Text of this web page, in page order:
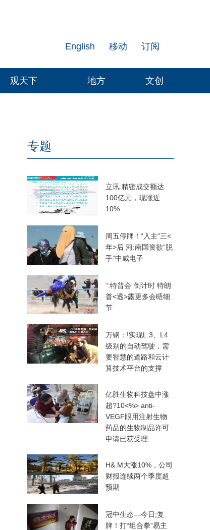
订阅
移动
English
观天下 地方 文创
专题
立讯:精密成交额达
100亿元，现涨近
10%
周五停牌！“入主”三<
年>后 河:南国资欲“脱
手”中威电子
“:特普会”倒计时 特朗
普<透>露更多会晤细
节
万钢：!实现L.3、L4
级别的自动驾驶，需
要智慧的道路和云计
算技术平台的支撑
亿胜生物科技盘中涨
超?10<%> anti-
VEGF眼用注射生物
药品的生物制品许可
申请已获受理
H&.M大涨10%，公司
财报连续两个季度超
预期
冠中生态—今日;复
牌！打“组合拳”易主